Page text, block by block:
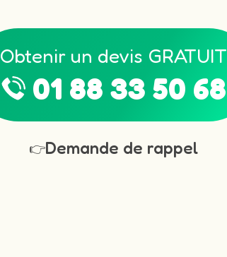
Obtenir un devis GRATUIT
01 88 33 50 68
👉Demande de rappel